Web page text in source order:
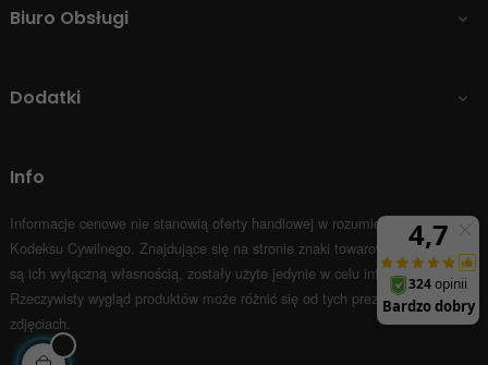
Biuro Obsługi 
Dodatki 
Info
Informacje cenowe nie stanowią oferty handlowej w rozumieniu Art.66 par.1
Kodeksu Cywilnego. Znajdujące się na stronie znaki towarowe i nazwy firm
są ich wyłączną własnością, zostały użyte jedynie w celu informacyjnym.
Rzeczywisty wygląd produktów może różnić się od tych prezentowanych na
zdjęciach.